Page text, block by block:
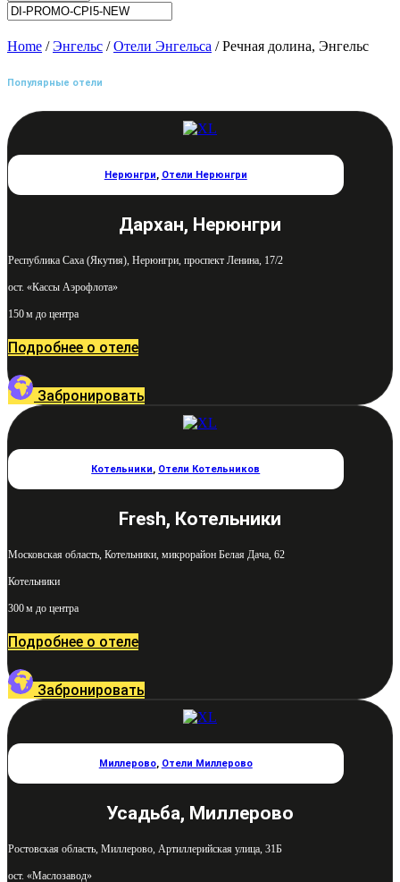
Home /Энгельс /Отели Энгельса / Речная долина, Энгельс
Популярные отели
Нерюнгри, Отели Нерюнгри
Дархан, Нерюнгри
Республика Саха (Якутия), Нерюнгри, проспект Ленина, 17/2
ост. «Кассы Аэрофлота»
150 м до центра
Подробнее о отеле
Забронировать
Котельники, Отели Котельников
Fresh, Котельники
Московская область, Котельники, микрорайон Белая Дача, 62
Котельники
300 м до центра
Подробнее о отеле
Забронировать
Миллерово, Отели Миллерово
Усадьба, Миллерово
Ростовская область, Миллерово, Артиллерийская улица, 31Б
ост. «Маслозавод»